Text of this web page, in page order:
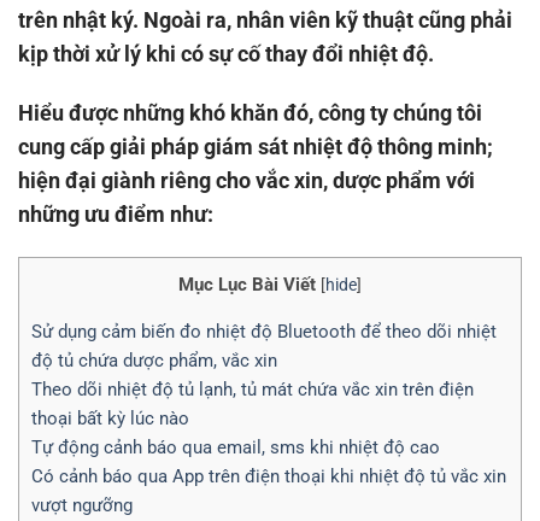
trên nhật ký. Ngoài ra, nhân viên kỹ thuật cũng phải
kịp thời xử lý khi có sự cố thay đổi nhiệt độ.
Hiểu được những khó khăn đó, công ty chúng tôi
cung cấp giải pháp giám sát nhiệt độ thông minh;
hiện đại giành riêng cho vắc xin, dược phẩm với
những ưu điểm như:
Mục Lục Bài Viết [hide]
Sử dụng cảm biến đo nhiệt độ Bluetooth để theo dõi nhiệt
độ tủ chứa dược phẩm, vắc xin
Theo dõi nhiệt độ tủ lạnh, tủ mát chứa vắc xin trên điện
thoại bất kỳ lúc nào
Tự động cảnh báo qua email, sms khi nhiệt độ cao
Có cảnh báo qua App trên điện thoại khi nhiệt độ tủ vắc xin
vượt ngưỡng